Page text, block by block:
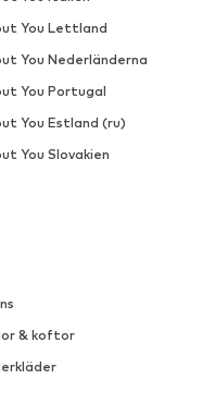
& koftor
You Lettland
You Nederländerna
You Portugal
You Estland (ru)
You Slovakien